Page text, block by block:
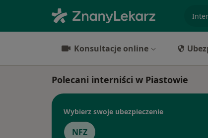
Konsultacje online
Polecani interniści w Piastowie
Wybierz swoje ubezpieczenie
NFZ